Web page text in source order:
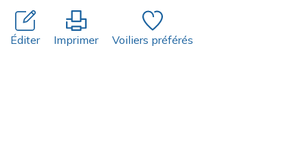
Éditer Imprimer Voiliers préférés